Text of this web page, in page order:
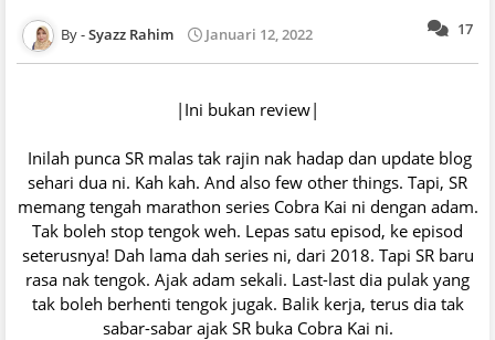
17
Syazz Rahim Januari 12, 2022
|Ini bukan review|
Inilah punca SR malas tak rajin nak hadap dan update blog
sehari dua ni. Kah kah. And also few other things. Tapi, SR
memang tengah marathon series Cobra Kai ni dengan adam.
Tak boleh stop tengok weh. Lepas satu episod, ke episod
seterusnya! Dah lama dah series ni, dari 2018. Tapi SR baru
rasa nak tengok. Ajak adam sekali. Last-last dia pulak yang
tak boleh berhenti tengok jugak. Balik kerja, terus dia tak
sabar-sabar ajak SR buka Cobra Kai ni.